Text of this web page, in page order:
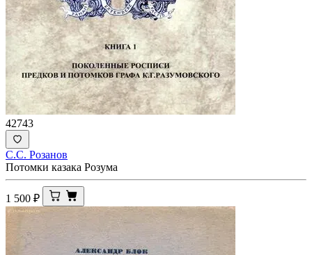
42743
С.С. Розанов
Потомки казака Розума
1 500 ₽